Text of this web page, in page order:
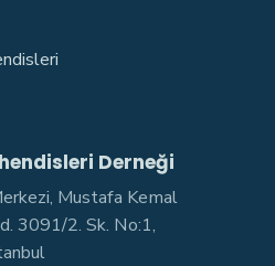
Derneği
Mustafa Kemal
3091/2. Sk. No:1,